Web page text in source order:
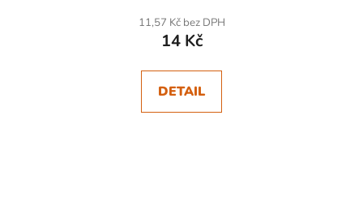
11,57 Kč bez DPH
14 Kč
DETAIL